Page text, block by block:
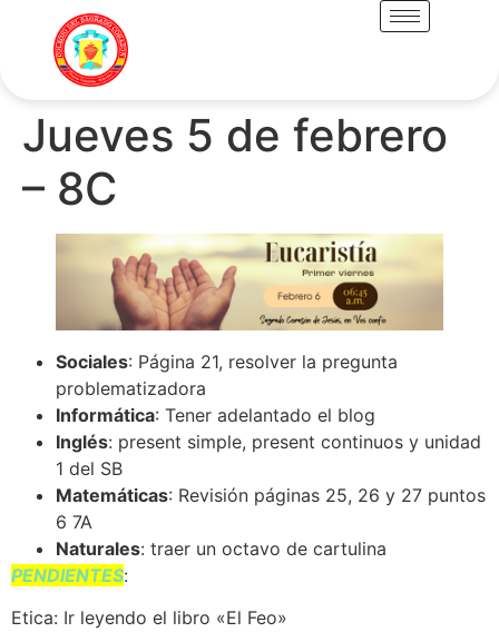
Jueves 5 de febrero
– 8C
Sociales: Página 21, resolver la pregunta
problematizadora
Informática: Tener adelantado el blog
Inglés: present simple, present continuos y unidad
1 del SB
Matemáticas: Revisión páginas 25, 26 y 27 puntos
6 7A
Naturales: traer un octavo de cartulina
PENDIENTES:
Etica: Ir leyendo el libro «El Feo»